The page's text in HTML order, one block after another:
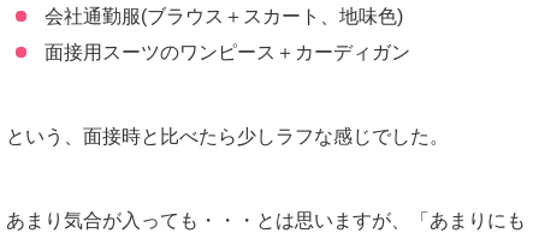
会社通勤服(ブラウス＋スカート、地味色)
面接用スーツのワンピース＋カーディガン
という、面接時と比べたら少しラフな感じでした。
あまり気合が入っても・・・とは思いますが、「あまりにも